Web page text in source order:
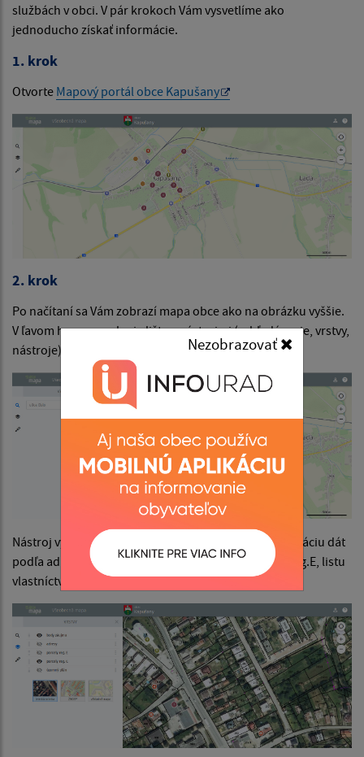
Nezobrazovať
službách v obci. V pár krokoch Vám vysvetlíme ako
jednoducho získať informácie.
1. krok
Otvorte Mapový portál obce Kapušany
2. krok
Po načítaní sa Vám zobrazí mapa obce ako na obrázku vyššie.
V ľavom hornom rohu je lišta s nástrojmi (vyhľadávanie, vrstvy,
nástroje).
Nástroj vyhľadávanie dovoľuje vyhľadávanie a vizualizáciu dát
podľa adresy, miesta, stavby, parcely reg.C, parcely reg.E, listu
vlastníctva, vlastníka.